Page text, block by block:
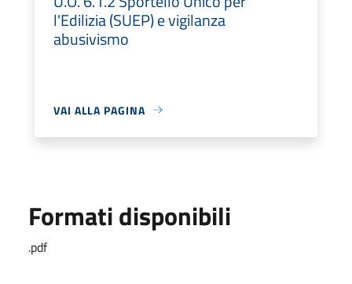
l'Edilizia (SUEP) e vigilanza
abusivismo
VAI ALLA PAGINA
Formati disponibili
.pdf